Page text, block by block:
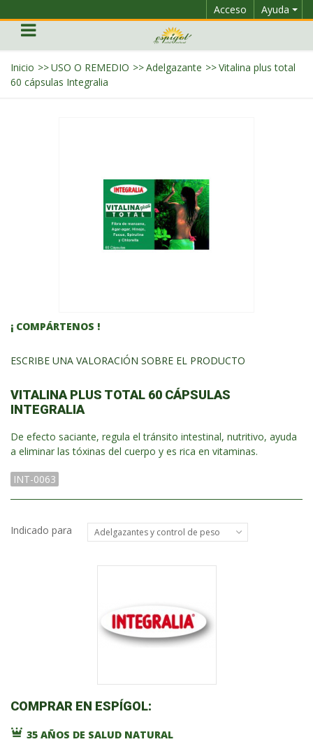
Ayuda
Acceso
Inicio >>USO O REMEDIO >>Adelgazante >>Vitalina plus total
60 cápsulas Integralia
¡ COMPÁRTENOS !
ESCRIBE UNA VALORACIÓN SOBRE EL PRODUCTO
VITALINA PLUS TOTAL 60 CÁPSULAS
INTEGRALIA
De efecto saciante, regula el tránsito intestinal, nutritivo, ayuda
a eliminar las tóxinas del cuerpo y es rica en vitaminas.
INT-0063
Indicado para Adelgazantes y control de peso
COMPRAR EN ESPÍGOL:
35 AÑOS DE SALUD NATURAL